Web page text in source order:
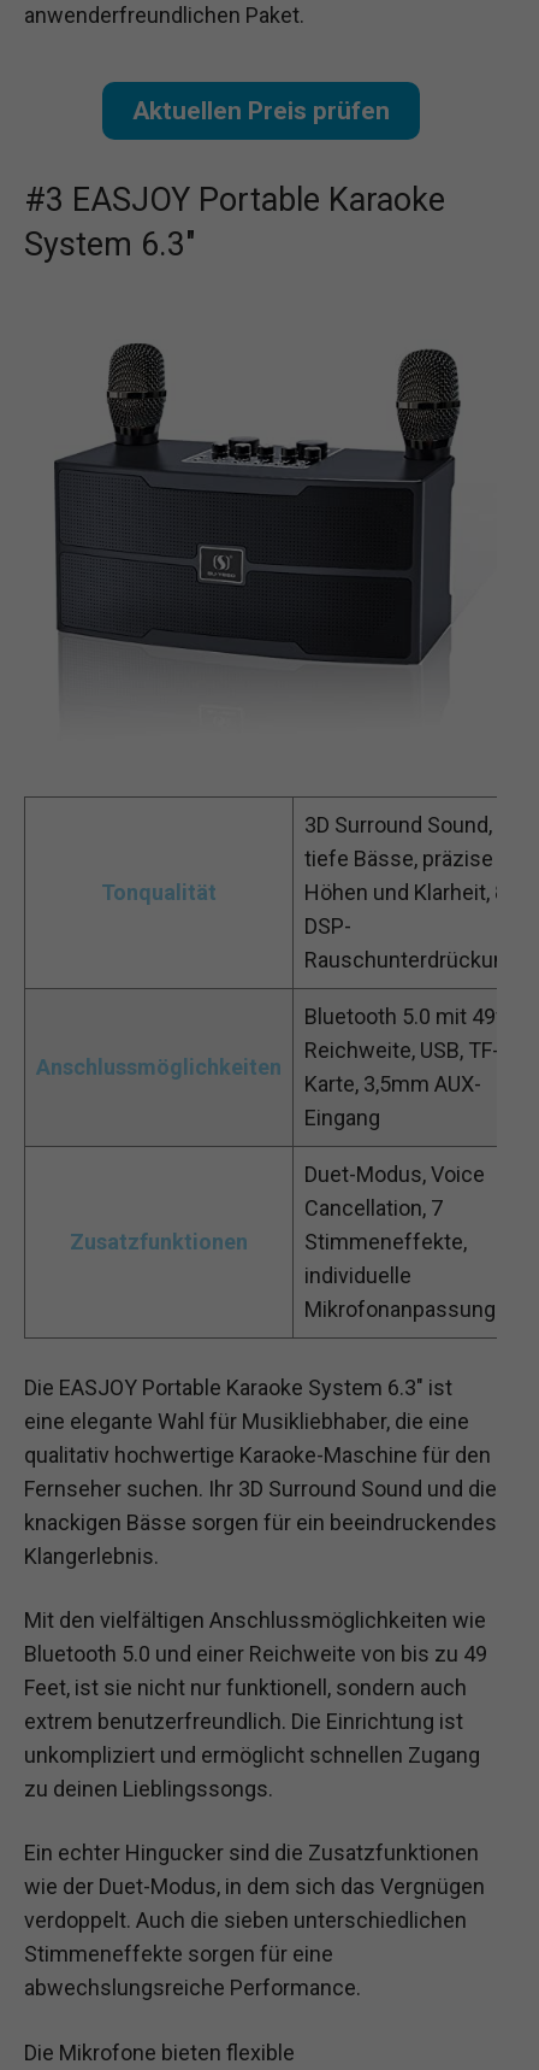
anwenderfreundlichen Paket.
Aktuellen Preis prüfen
#3 EASJOY Portable Karaoke
System 6.3″
Tonqualität
3D Surround Sound,
tiefe Bässe, präzise
Höhen und Klarheit, 8d
DSP-
Rauschunterdrückung
Anschlussmöglichkeiten
Bluetooth 5.0 mit 49ft
Reichweite, USB, TF-
Karte, 3,5mm AUX-
Eingang
Zusatzfunktionen
Duet-Modus, Voice
Cancellation, 7
Stimmeneffekte,
individuelle
Mikrofonanpassungen
Die EASJOY Portable Karaoke System 6.3″ ist
eine elegante Wahl für Musikliebhaber, die eine
qualitativ hochwertige Karaoke-Maschine für den
Fernseher suchen. Ihr 3D Surround Sound und die
knackigen Bässe sorgen für ein beeindruckendes
Klangerlebnis.
Mit den vielfältigen Anschlussmöglichkeiten wie
Bluetooth 5.0 und einer Reichweite von bis zu 49
Feet, ist sie nicht nur funktionell, sondern auch
extrem benutzerfreundlich. Die Einrichtung ist
unkompliziert und ermöglicht schnellen Zugang
zu deinen Lieblingssongs.
Ein echter Hingucker sind die Zusatzfunktionen
wie der Duet-Modus, in dem sich das Vergnügen
verdoppelt. Auch die sieben unterschiedlichen
Stimmeneffekte sorgen für eine
abwechslungsreiche Performance.
Die Mikrofone bieten flexible